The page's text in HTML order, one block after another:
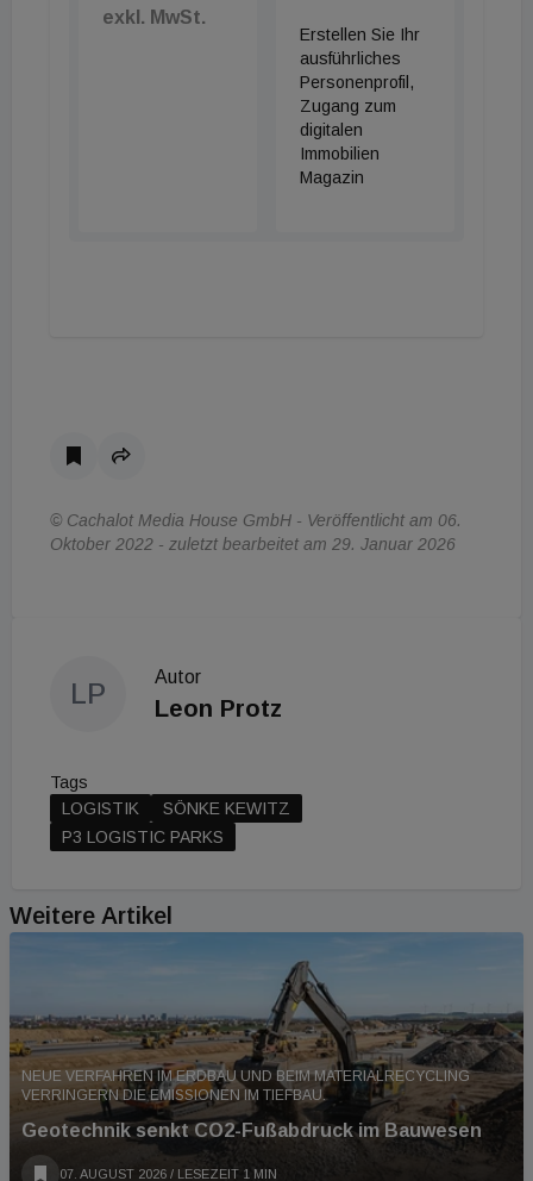
exkl. MwSt.
Erstellen Sie Ihr
ausführliches
Personenprofil,
Zugang zum
digitalen
Immobilien
Magazin
© Cachalot Media House GmbH - Veröffentlicht am 06.
Oktober 2022 - zuletzt bearbeitet am 29. Januar 2026
LP
Autor
Leon Protz
Tags
LOGISTIK
SÖNKE KEWITZ
P3 LOGISTIC PARKS
Weitere Artikel
NEUE VERFAHREN IM ERDBAU UND BEIM MATERIALRECYCLING
VERRINGERN DIE EMISSIONEN IM TIEFBAU.
Geotechnik senkt CO2-Fußabdruck im Bauwesen
07. AUGUST 2026 / LESEZEIT 1 MIN